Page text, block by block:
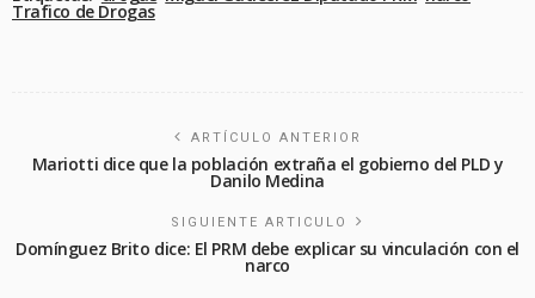
Trafico de Drogas
ARTÍCULO ANTERIOR
Mariotti dice que la población extraña el gobierno del PLD y
Danilo Medina
SIGUIENTE ARTICULO
Domínguez Brito dice: El PRM debe explicar su vinculación con el
narco